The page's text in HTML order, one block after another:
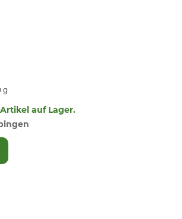
g
auf Lager.